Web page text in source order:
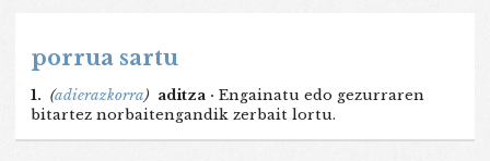
porrua sartu
1. (adierazkorra) aditza · Engainatu edo gezurraren
bitartez norbaitengandik zerbait lortu.